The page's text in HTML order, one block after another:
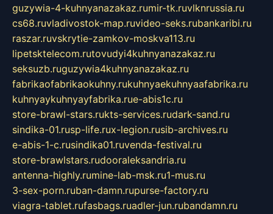
guzywia-4-kuhnyanazakaz.rumir-tk.ruvlknrussia.ru
cs68.ruvladivostok-map.ruvideo-seks.rubankaribi.ru
raszar.ruvskrytie-zamkov-moskva113.ru
lipetsktelecom.rutovudyi4kuhnyanazakaz.ru
seksuzb.ruguzywia4kuhnyanazakaz.ru
fabrikaofabrikaokuhny.rukuhnyaekuhnyaafabrika.ru
kuhnyaykuhnyayfabrika.rue-abis1c.ru
store-brawl-stars.rukts-services.rudark-sand.ru
sindika-01.rusp-life.rux-legion.rusib-archives.ru
e-abis-1-c.rusindika01.ruvenda-festival.ru
store-brawlstars.rudooraleksandria.ru
antenna-highly.rumine-lab-msk.ru1-mus.ru
3-sex-porn.ruban-damn.rupurse-factory.ru
viagra-tablet.rufasbags.ruadler-jun.rubandamn.ru